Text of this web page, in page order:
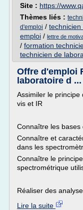
Site : https://
Thèmes liés :
d'emploi /
emploi / lettre de
/ formation
technicien de
Offre d'emploi
laboratoire d ...
Assimiler le principe
vis et IR
Connaître les
Connaître et
dans les
Connaître le
spectrométrique
Réaliser des
Lire la suite